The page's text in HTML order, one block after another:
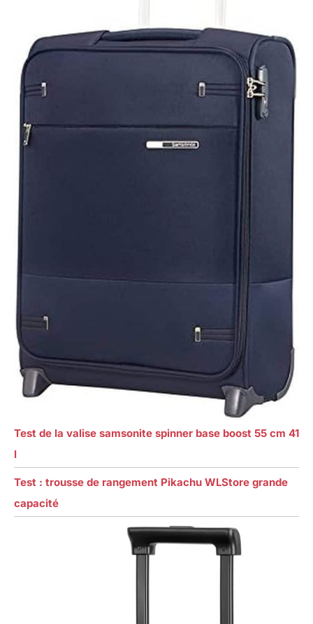
Test de la valise samsonite spinner base boost 55 cm 41
l
Test : trousse de rangement Pikachu WLStore grande
capacité